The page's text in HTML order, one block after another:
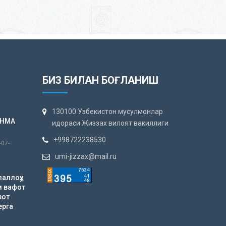
вафот
БИЗ БИЛАН БОҒЛАНИШ
130100 Узбекистон мусулмонлар
идораси Жиззах вилоят вакиллиги
+998722238530
umi-jizzax@mail.ru